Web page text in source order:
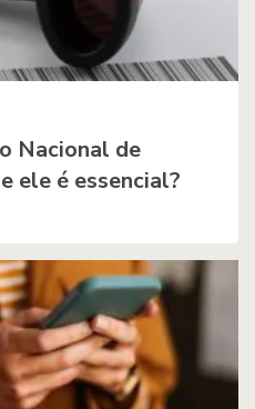
Nacional de
ele é essencial?